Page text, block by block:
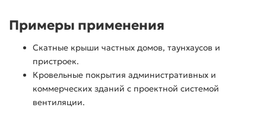
Примеры применения
Скатные крыши частных домов, таунхаусов и
пристроек.
Кровельные покрытия административных и
коммерческих зданий с проектной системой
вентиляции.